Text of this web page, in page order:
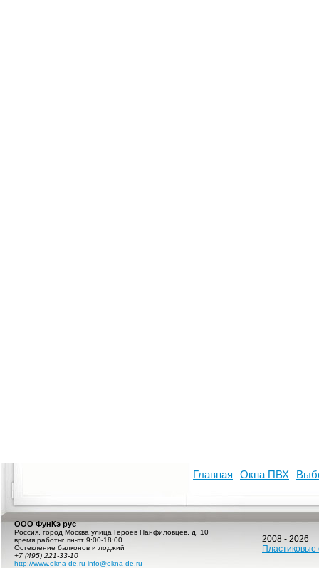
ООО ФунКэ рус
Россия город Москва улица Героев Панфиловцев, д. 10
время работы: пн-пт 9:00-18:00
Остекление балконов и лоджий
+7 (495) 221-33-10
http://www.okna-de.ru info@okna-de.ru
2008 - 2026
Главная Окна ПВХ